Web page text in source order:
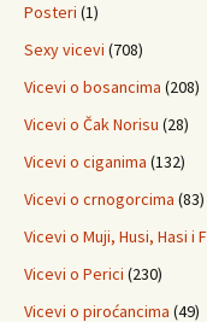
Posteri (1)
Sexy vicevi (708)
Vicevi o bosancima (208)
Vicevi o Čak Norisu (28)
Vicevi o ciganima (132)
Vicevi o crnogorcima (83)
Vicevi o Muji, Husi, Hasi i
Vicevi o Perici (230)
Vicevi o piroćancima (49)